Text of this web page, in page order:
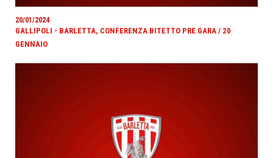
20/01/2024
GALLIPOLI - BARLETTA, CONFERENZA BITETTO PRE GARA / 20
GENNAIO